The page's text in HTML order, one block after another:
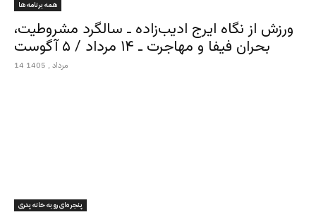
همه برنامه ها
ورزش از نگاه ایرج ادیب‌زاده ـ سالگرد مشروطیت،
بحران فیفا و مهاجرت ـ ۱۴ مرداد / ۵ آگوست
14 مرداد , 1405
پنجره‌ای رو به خانه پدری